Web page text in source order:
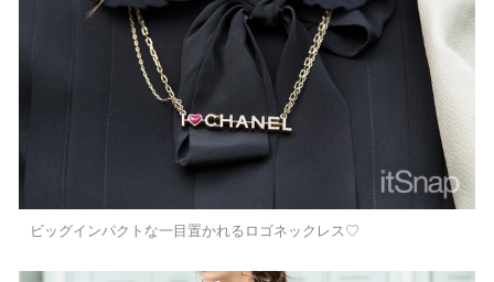
ビッグインパクトな一目置かれるロゴネックレス♡